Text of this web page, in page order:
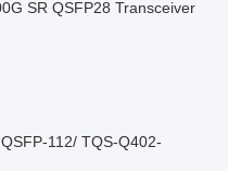
SR QSFP28 Transceiver
112/ TQS-Q402-